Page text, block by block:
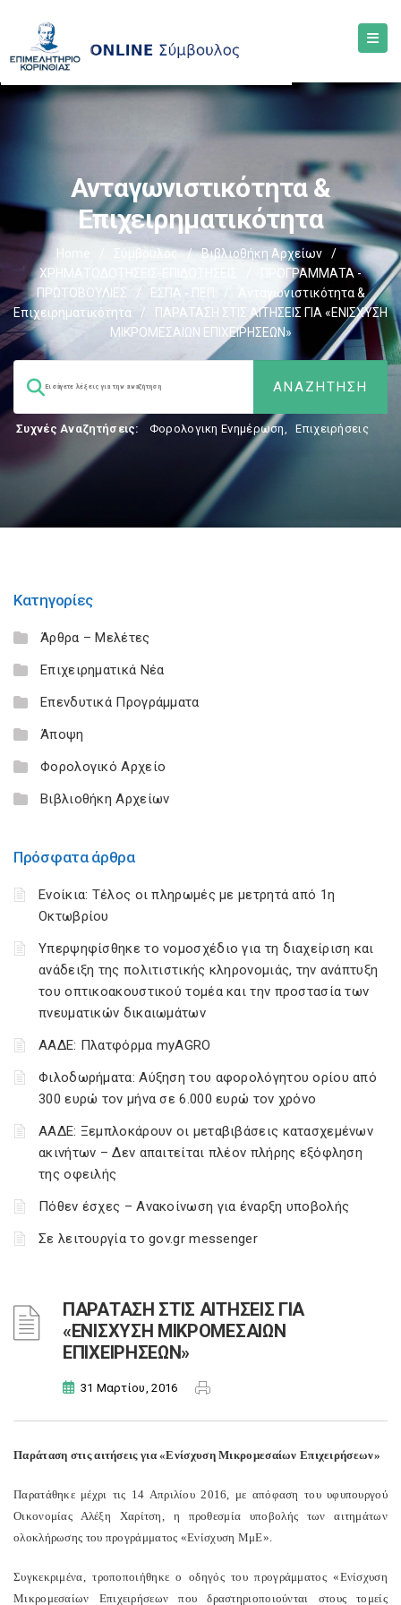
Ανταγωνιστικότητα &
Επιχειρηματικότητα
Home Σύμβουλος / Βιβλιοθήκη Αρχείων
/
ΧΡΗΜΑΤΟΔΟΤΗΣΕΙΣ-ΕΠΙΔΟΤΗΣΕΙΣ
ΠΡΟΓΡΑΜΜΑΤΑ -
ΠΡΩΤΟΒΟΥΛΙΕΣ
/ ΕΣΠΑ - ΠΕΠ
Ανταγωνιστικότητα &
Επιχειρηματικότητα
/
ΠΑΡΑΤΑΣΗ ΣΤΙΣ ΑΙΤΗΣΕΙΣ ΓΙΑ «ΕΝΙΣΧΥΣΗ
ΜΙΚΡΟΜΕΣΑΙΩΝ ΕΠΙΧΕΙΡΗΣΕΩΝ»
Συχνές Αναζητήσεις: Φορολογικη Ενημέρωση, Επιχειρήσεις
Κατηγορίες
Άρθρα – Μελέτες
Επιχειρηματικά Νέα
Επενδυτικά Προγράμματα
Άποψη
Φορολογικό Αρχείο
Βιβλιοθήκη Αρχείων
Πρόσφατα άρθρα
Ενοίκια: Τέλος οι πληρωμές με μετρητά από 1η
Οκτωβρίου
Υπερψηφίσθηκε το νομοσχέδιο για τη διαχείριση και
ανάδειξη της πολιτιστικής κληρονομιάς, την ανάπτυξη
του οπτικοακουστικού τομέα και την προστασία των
πνευματικών δικαιωμάτων
ΑΑΔΕ: Πλατφόρμα myAGRO
Φιλοδωρήματα: Αύξηση του αφορολόγητου ορίου από
300 ευρώ τον μήνα σε 6.000 ευρώ τον χρόνο
ΑΑΔΕ: Ξεμπλοκάρουν οι μεταβιβάσεις κατασχεμένων
ακινήτων – Δεν απαιτείται πλέον πλήρης εξόφληση
της οφειλής
Πόθεν έσχες – Ανακοίνωση για έναρξη υποβολής
Σε λειτουργία το gov.gr messenger
ΠΑΡΑΤΑΣΗ ΣΤΙΣ ΑΙΤΗΣΕΙΣ ΓΙΑ
«ΕΝΙΣΧΥΣΗ ΜΙΚΡΟΜΕΣΑΙΩΝ
ΕΠΙΧΕΙΡΗΣΕΩΝ»
31 Μαρτίου, 2016
Παράταση στις αιτήσεις για «Ενίσχυση Μικρομεσαίων Επιχειρήσεων»
Παρατάθηκε μέχρι τις 14 Απριλίου 2016, με απόφαση του υφυπουργού
Οικονομίας Αλέξη Χαρίτση, η προθεσμία υποβολής των αιτημάτων
ολοκλήρωσης του προγράμματος «Ενίσχυση ΜμΕ».
Συγκεκριμένα, τροποποιήθηκε ο οδηγός του προγράμματος «Ενίσχυση
Μικρομεσαίων Επιχειρήσεων που δραστηριοποιούνται στους τομείς